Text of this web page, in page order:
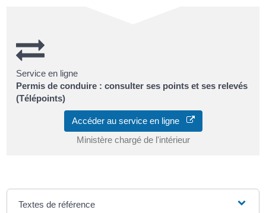
Service en ligne
Permis de conduire : consulter ses points et ses relevés
(Télépoints)
Accéder au service en ligne
Ministère chargé de l'intérieur
Textes de référence